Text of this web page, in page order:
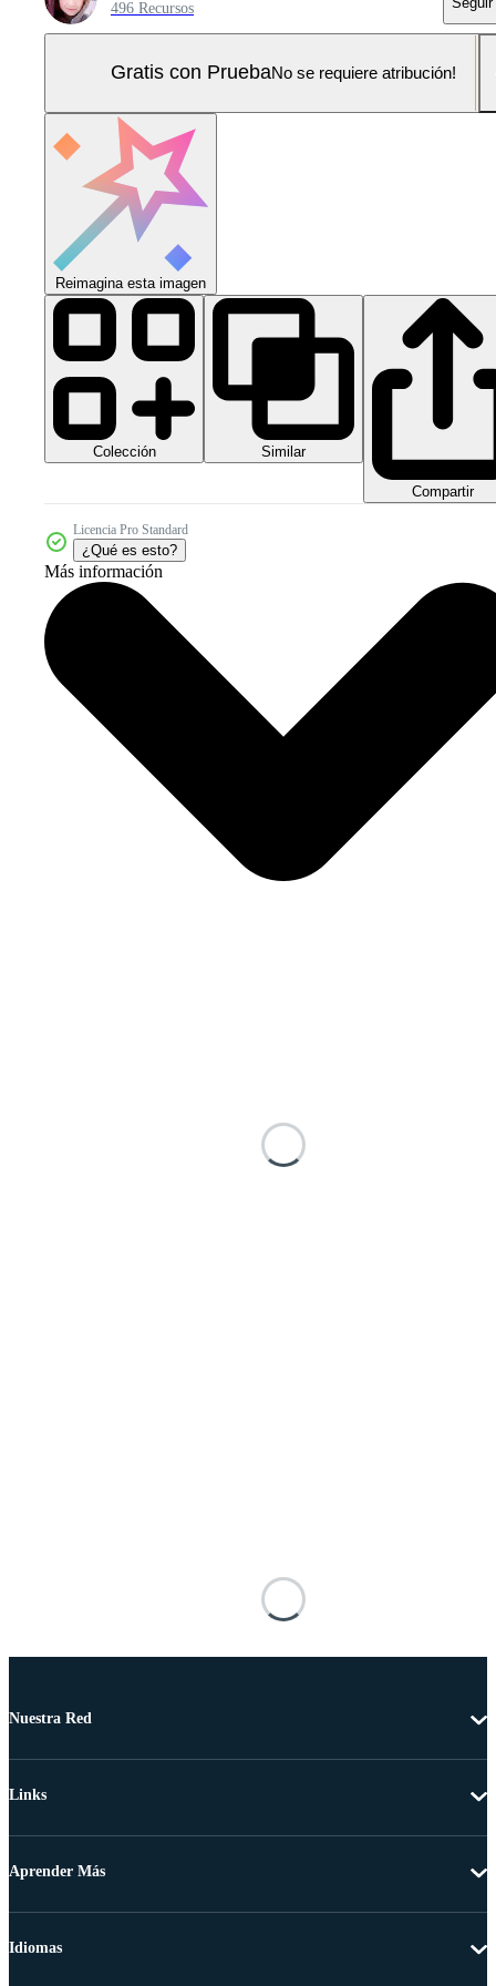
496 Recursos
Gratis con PruebaNo se requiere atribución!
Reimagina esta imagen
Colección Similar
Compartir
Licencia Pro Standard
¿Qué es esto?
Más información
Nuestra Red
Links
Aprender Más
Idiomas